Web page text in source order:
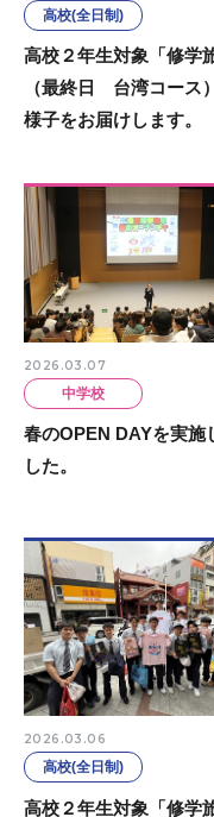
高校(全日制)
高校２年生対象「修学
（最終日 台湾コース
様子をお届けします。
2026.03.07
中学校
春のOPEN DAYを実施
した。
2026.03.06
高校(全日制)
高校２年生対象「修学